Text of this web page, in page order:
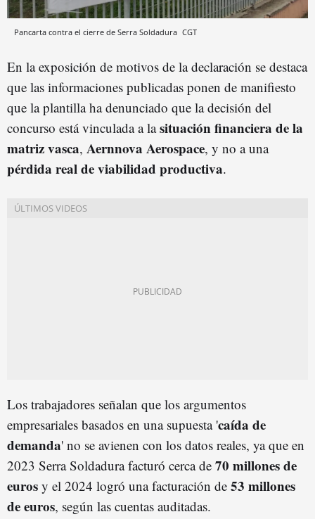
Pancarta contra el cierre de Serra Soldadura CGT
En la exposición de motivos de la declaración se destaca
que las informaciones publicadas ponen de manifiesto
que la plantilla ha denunciado que la decisión del
concurso está vinculada a lasituación financiera de la
matriz vasca, Aernnova Aerospace, y no a una
pérdida real de viabilidad productiva.
Los trabajadores señalan que los argumentos
empresariales basados en una supuesta 'caída de
demanda' no se avienen con los datos reales, ya que en
2023 Serra Soldadura facturó cerca de 70 millones de
euros y el 2024 logró una facturación de 53 millones
de euros, según las cuentas auditadas.